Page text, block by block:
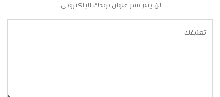
لن يتم نشر عنوان بريدك الإلكتروني.